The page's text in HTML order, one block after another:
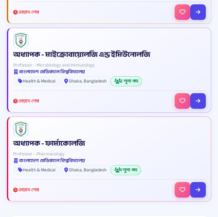
মেয়াদ শেষ
অধ্যাপক - মাইক্রোবায়োলজি এন্ড ইমিউনোলজি
Professor - Microbiology and Immunology
বাংলাদেশ মেডিক্যাল বিশ্ববিদ্যালয়
Health & Medical
Dhaka, Bangladesh 2 শূন্য পদ
মেয়াদ শেষ
অধ্যাপক - ফার্মাকোলজি
Professor - Pharmacology
বাংলাদেশ মেডিক্যাল বিশ্ববিদ্যালয়
Health & Medical
Dhaka, Bangladesh 1 শূন্য পদ
মেয়াদ শেষ